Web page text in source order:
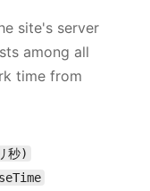
site's server
among all
time from
秒)